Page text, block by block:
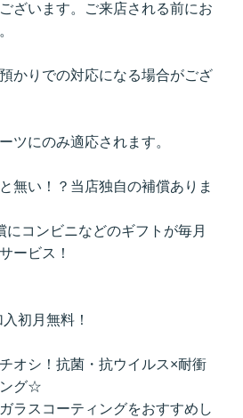
ざいます。ご来店される前にお
かりでの対応になる場合がござ
ツにのみ適応されます。
無い！？当店独自の補償ありま
にコンビニなどのギフトが毎月
ービス！
初月無料！
オシ！抗菌・抗ウイルス×耐衝
ング☆
ラスコーティングをおすすめし